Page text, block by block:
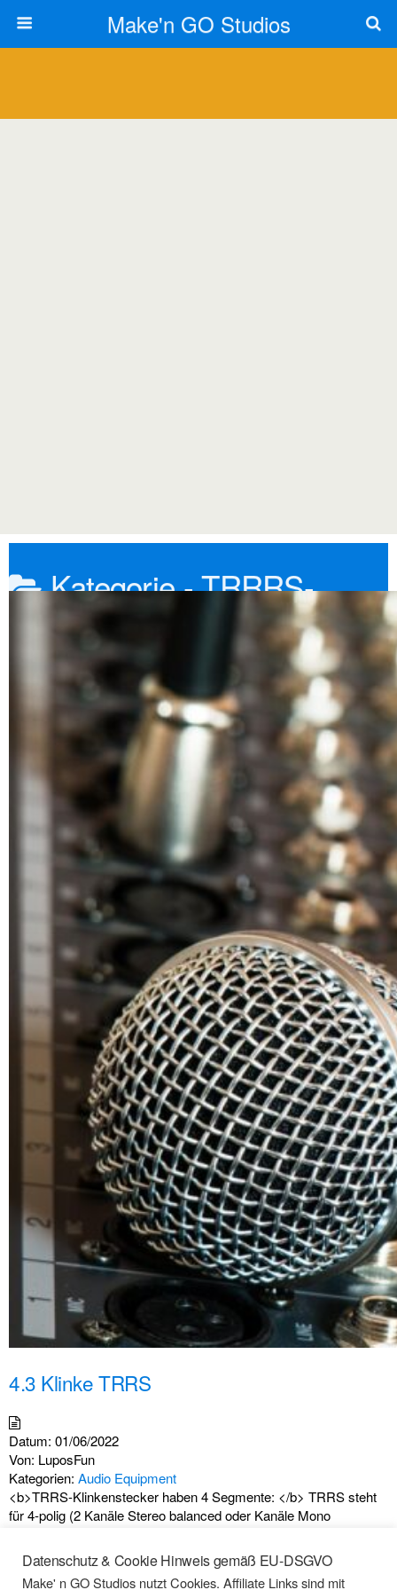
Make'n GO Studios
Kategorie -TRRRS-
Stecker
4.3 Klinke TRRS
Datum: 01/06/2022
Von: LuposFun
Kategorien: Audio Equipment
<b>TRRS-Klinkenstecker haben 4 Segmente: </b> TRRS steht
für 4-polig (2 Kanäle Stereo balanced oder Kanäle Mono
(Phones L & R + Mono-Mikrofon) verwendet. Bei den meisten
Smartphones ist TRRS STandard. Für das Lightning-Format von
Datenschutz & Cookie Hinweis gemäß EU-DSGVO
Make' n GO Studios nutzt Cookies. Affiliate Links sind mit